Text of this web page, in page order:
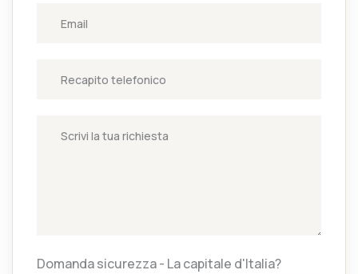
Domanda sicurezza - La capitale d'Italia?